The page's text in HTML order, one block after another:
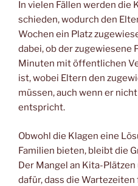
In vie­len Fäl­len wer­den
schie­den, wodurch den
Wochen ein Platz
dabei, ob der zuge­wie­se­ne
Minu­ten mit öffent­li­chen
ist, wobei Eltern den
müs­sen, auch wenn er
entspricht.
Obwohl die Kla­gen eine
Fami­li­en bie­ten, bleibt die
Der Man­gel an Kita-
dafür, dass die